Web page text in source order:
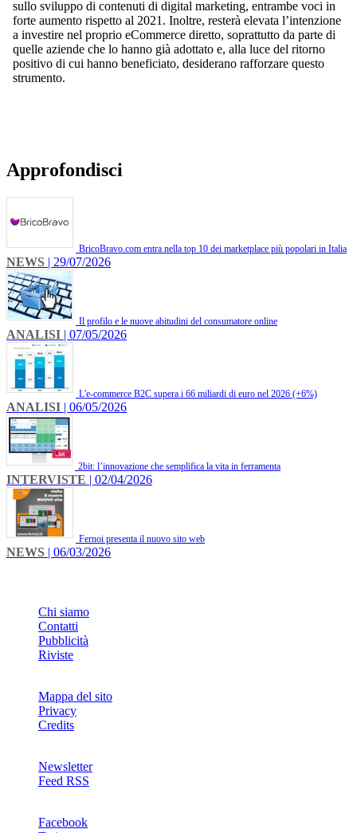
sullo sviluppo di contenuti di digital marketing, entrambe voci in
forte aumento rispetto al 2021. Inoltre, resterà elevata l’intenzione
a investire nel proprio eCommerce diretto, soprattutto da parte di
quelle aziende che lo hanno già adottato e, alla luce del ritorno
positivo di cui hanno beneficiato, desiderano rafforzare questo
strumento.
Approfondisci
BricoBravo.com entra nella top 10 dei marketplace più popolari in Italia
NEWS | 29/07/2026
Il profilo e le nuove abitudini del consumatore online
ANALISI | 07/05/2026
L'e-commerce B2C supera i 66 miliardi di euro nel 2026 (+6%)
ANALISI | 06/05/2026
2bit: l’innovazione che semplifica la vita in ferramenta
INTERVISTE | 02/04/2026
Fernoi presenta il nuovo sito web
NEWS | 06/03/2026
Chi siamo
Contatti
Pubblicità
Riviste
Mappa del sito
Privacy
Credits
Newsletter
Feed RSS
Facebook